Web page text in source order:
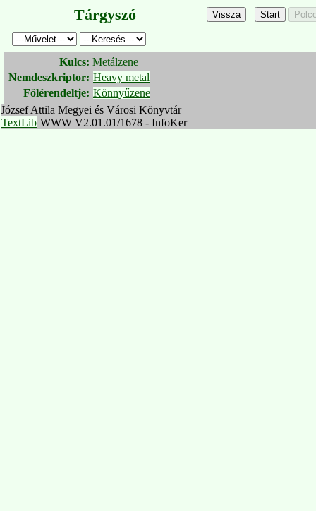
Tárgyszó
Kulcs: Metálzene
Nemdeszkriptor: Heavy metal
Fölérendeltje: Könnyűzene
József Attila Megyei és Városi Könyvtár
TextLib WWW V2.01.01/1678 - InfoKer